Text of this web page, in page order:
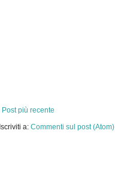
Post più recente
Iscriviti a: Commenti sul post (Atom)